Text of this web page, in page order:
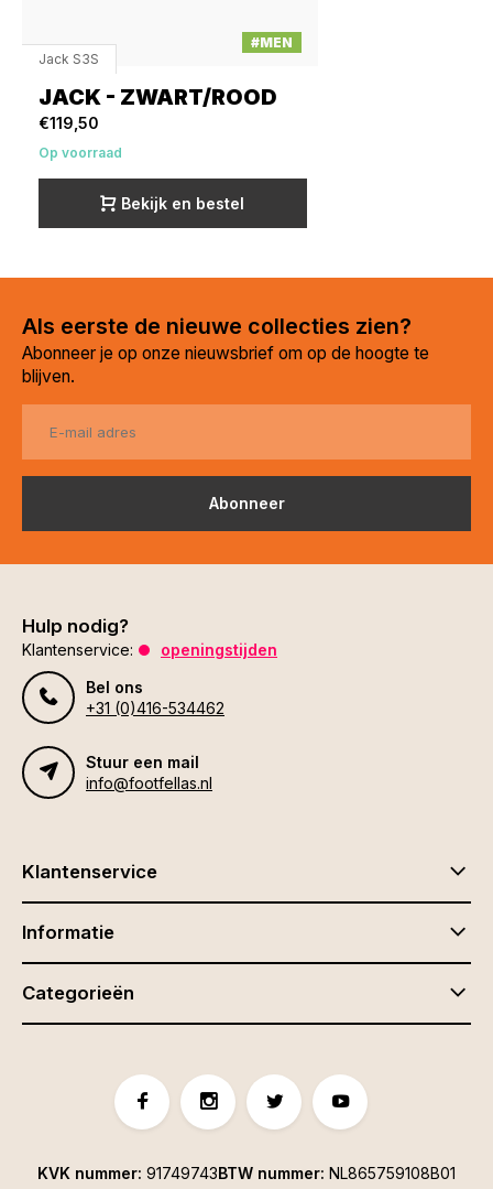
#MEN
Jack S3S
JACK - ZWART/ROOD
€119,50
Op voorraad
Bekijk en bestel
Als eerste de nieuwe collecties zien?
Abonneer je op onze nieuwsbrief om op de hoogte te
blijven.
Abonneer
Hulp nodig?
Klantenservice:
openingstijden
Bel ons
+31 (0)416-534462
Stuur een mail
info@footfellas.nl
Klantenservice
Informatie
Categorieën
KVK nummer: 91749743BTW nummer: NL865759108B01